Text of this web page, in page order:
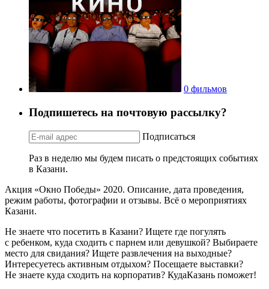
0 фильмов
Подпишетесь на почтовую рассылку?
Подписаться
Раз в неделю мы будем писать о предстоящих событиях
в Казани.
Акция «Окно Победы» 2020. Описание, дата проведения,
режим работы, фотографии и отзывы. Всё о мероприятиях
Казани.
Не знаете что посетить в Казани? Ищете где погулять
с ребенком, куда сходить с парнем или девушкой? Выбираете
место для свидания? Ищете развлечения на выходные?
Интересуетесь активным отдыхом? Посещаете выставки?
Не знаете куда сходить на корпоратив? КудаКазань поможет!